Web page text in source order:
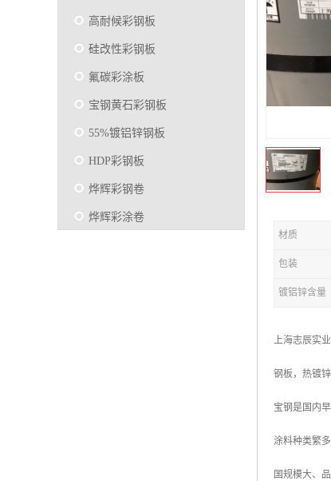
高耐候彩钢板
硅改性彩钢板
氟碳彩涂板
宝钢黄石彩钢板
55%镀铝锌钢板
HDP彩钢板
烨辉彩钢卷
烨辉彩涂卷
材质
包装
镀铝锌含量
上海志辰实
钢板，热镀
宝钢是国内
涂料种类繁
国规模大、